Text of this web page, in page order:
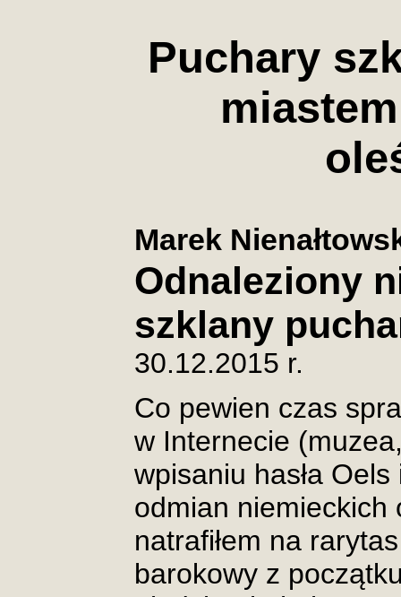
Puchary
Marek
Odnaleziony
szklany
30.12.2015 r.
Co pewien czas
w Internecie
wpisaniu hasła
odmian niemieckich
natrafiłem na
barokowy z